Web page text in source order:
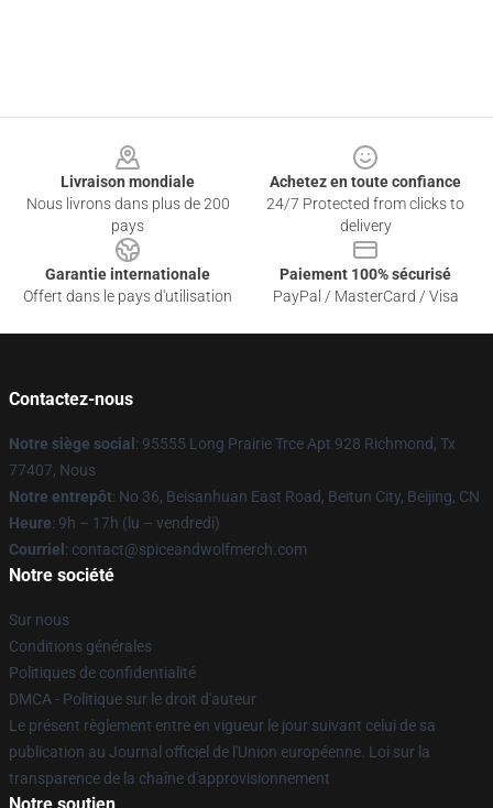
Livraison mondiale
Nous livrons dans plus de 200
pays
Achetez en toute confiance
24/7 Protected from clicks to
delivery
Garantie internationale
Offert dans le pays d'utilisation
Paiement 100% sécurisé
PayPal / MasterCard / Visa
Contactez-nous
Notre siège social : 95555 Long Prairie Trce Apt 928 Richmond, Tx
77407, Nous
Notre entrepôt: No 36, Beisanhuan East Road, Beitun City, Beijing, CN
Heure: 9h – 17h (lu – vendredi)
Courriel : contact@spiceandwolfmerch.com
Notre société
Sur nous
Conditions générales
Politiques de confidentialité
DMCA - Politique sur le droit d'auteur
Le présent règlement entre en vigueur le jour suivant celui de sa
publication au Journal officiel de l'Union européenne. Loi sur la
transparence de la chaîne d'approvisionnement